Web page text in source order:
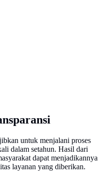
untuk menjalani proses
dalam setahun. Hasil dari
dapat menjadikannya
layanan yang diberikan.